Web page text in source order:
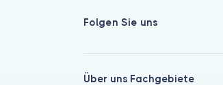
Folgen Sie uns
Über uns Fachgebiete